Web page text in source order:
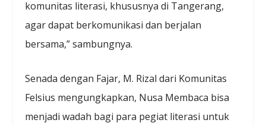
komunitas literasi, khususnya di Tangerang,
agar dapat berkomunikasi dan berjalan
bersama,” sambungnya.
Senada dengan Fajar, M. Rizal dari Komunitas
Felsius mengungkapkan, Nusa Membaca bisa
menjadi wadah bagi para pegiat literasi untuk